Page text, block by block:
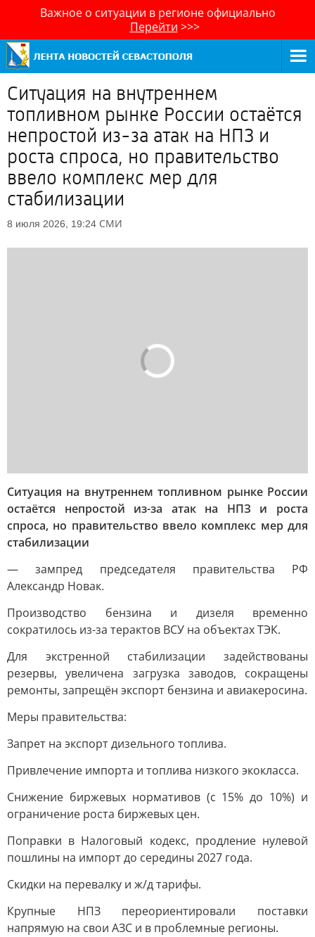
Важное о ситуации в регионе официально
Перейти >>>
Ситуация на внутреннем
топливном рынке России остаётся
непростой из-за атак на НПЗ и
роста спроса, но правительство
ввело комплекс мер для
стабилизации
8 июля 2026, 19:24 СМИ
Ситуация на внутреннем топливном рынке России
остаётся непростой из-за атак на НПЗ и роста
спроса, но правительство ввело комплекс мер для
стабилизации
— зампред председателя правительства РФ
Александр Новак.
Производство бензина и дизеля временно
сократилось из-за терактов ВСУ на объектах ТЭК.
Для экстренной стабилизации задействованы
резервы, увеличена загрузка заводов, сокращены
ремонты, запрещён экспорт бензина и авиакеросина.
Меры правительства:
Запрет на экспорт дизельного топлива.
Привлечение импорта и топлива низкого экокласса.
Снижение биржевых нормативов (с 15% до 10%) и
ограничение роста биржевых цен.
Поправки в Налоговый кодекс, продление нулевой
пошлины на импорт до середины 2027 года.
Скидки на перевалку и ж/д тарифы.
Крупные НПЗ переориентировали поставки
напрямую на свои АЗС и в проблемные регионы.